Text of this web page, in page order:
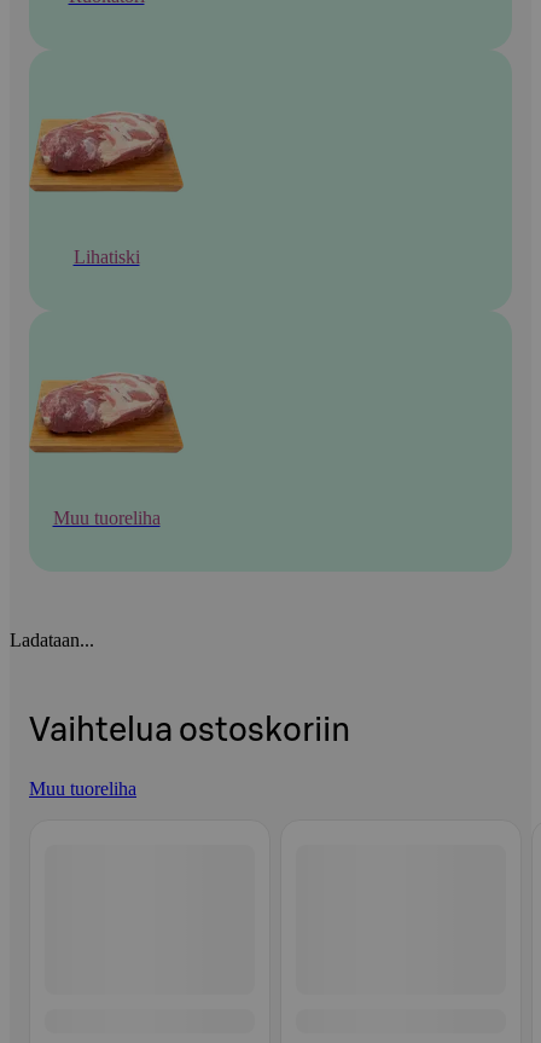
Lihatiski
Muu tuoreliha
Ladataan...
Vaihtelua ostoskoriin
Muu tuoreliha